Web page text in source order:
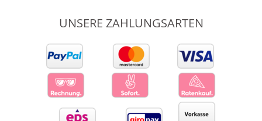
UNSERE ZAHLUNGSARTEN